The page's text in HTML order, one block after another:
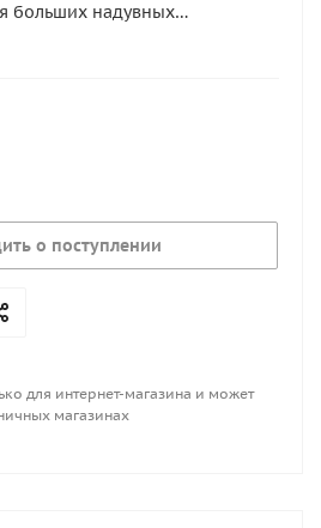
больших надувных
- благодаря специальной
воздух. Цвет - черный.
о поступлении
для интернет-магазина и может
магазинах